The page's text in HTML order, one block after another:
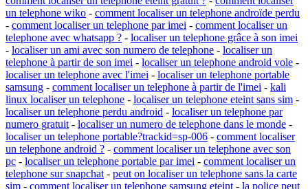
un telephone wiko - comment localiser un telephone androïde perdu
- comment localiser un telephone par imei - comment localiser un
telephone avec whatsapp ? - localiser un telephone grâce à son imei
- localiser un ami avec son numero de telephone - localiser un
telephone à partir de son imei - localiser un telephone android vole -
localiser un telephone avec l'imei - localiser un telephone portable
samsung - comment localiser un telephone à partir de l'imei - kali
linux localiser un telephone - localiser un telephone eteint sans sim -
localiser un telephone perdu android - localiser un telephone par
numero gratuit - localiser un numero de telephone dans le monde -
localiser un telephone portable?trackid=sp-006 - comment localiser
un telephone android ? - comment localiser un telephone avec son
pc - localiser un telephone portable par imei - comment localiser un
telephone sur snapchat - peut on localiser un telephone sans la carte
sim - comment localiser un telephone samsung eteint - la police peut